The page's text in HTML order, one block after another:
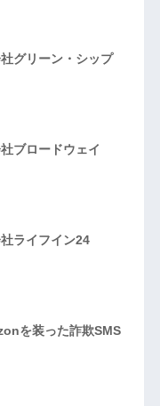
グリーン・シップ
ブロードウェイ
ライフイン24
を装った詐欺SMS